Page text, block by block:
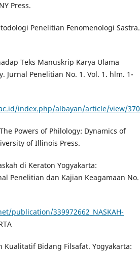
Press.
Penelitian Fenomenologi Sastra.
Teks Manuskrip Karya Ulama
Jurnal Penelitian No. 1. Vol. 1. hlm. 1-
index.php/albayan/article/view/370
Powers of Philology: Dynamics of
of Illinois Press.
di Keraton Yogyakarta:
Penelitian dan Kajian Keagamaan No.
publication/339972662_NASKAH-
Kualitatif Bidang Filsafat. Yogyakarta: